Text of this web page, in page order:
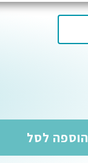
הוספה לסל